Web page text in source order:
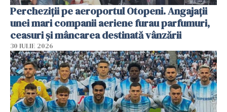
Percheziții pe aeroportul Otopeni. Angajații
unei mari companii aeriene furau parfumuri,
ceasuri și mâncarea destinată vânzării
30 IULIE 2026